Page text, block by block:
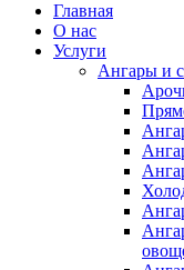
Главная
О нас
Услуги
Ангары и